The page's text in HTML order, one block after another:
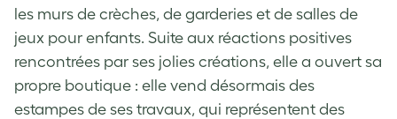
les murs de crèches, de garderies et de salles de
jeux pour enfants. Suite aux réactions positives
rencontrées par ses jolies créations, elle a ouvert sa
propre boutique : elle vend désormais des
estampes de ses travaux, qui représentent des